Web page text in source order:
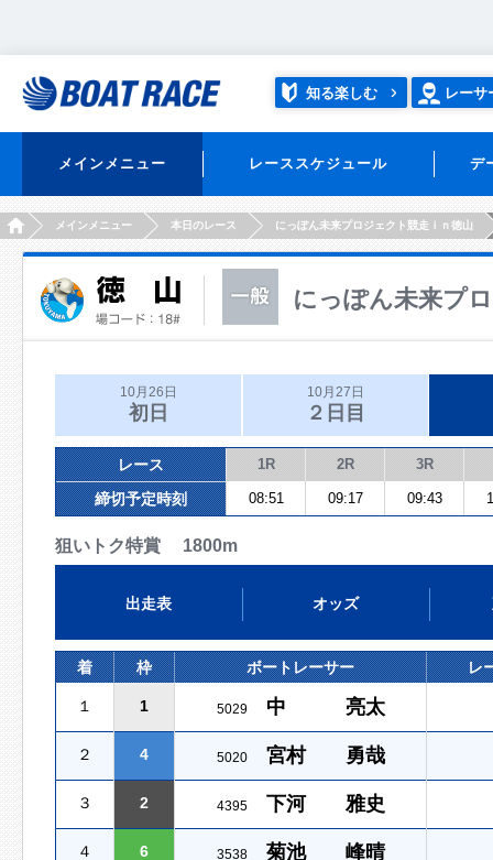
知る楽しむ レーサ
メインメニュー レーススケジュール デ
HOMEメインメニュー 本日のレース にっぽん未来プロジェクト競走ｉｎ徳山
にっぽん未来プ
10月26日
初日
10月27日
２日目
レース 1R 2R 3R
締切予定時刻 08:51 09:17 09:43
狙いトク特賞 1800m
出走表 オッズ
着 枠 ボートレーサー レ
１ 1 5029 中 亮太
２ 4 5020 宮村 勇哉
３ 2 4395 下河 雅史
４ 6 3538 菊池 峰晴